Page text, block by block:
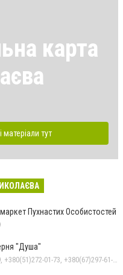
карта
матеріали тут
Пухнастих Особистостей
"Душа"